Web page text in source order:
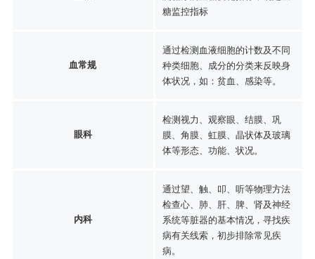
糖监控指标
血常规
通过检测血液细胞的计数及不同
种类细胞、成分的分类来反映身
体状况，如：贫血、感染等。
眼科
检测视力、观察眼、结膜、巩
膜、角膜、虹膜、晶状体及玻璃
体等形态、功能、状况。
内科
通过望、触、叩、听等物理方法
检查心、肺、肝、脾、肾及神经
系统等脏器的基本情况，寻找疾
病有关线索，初步排除常见疾
病。